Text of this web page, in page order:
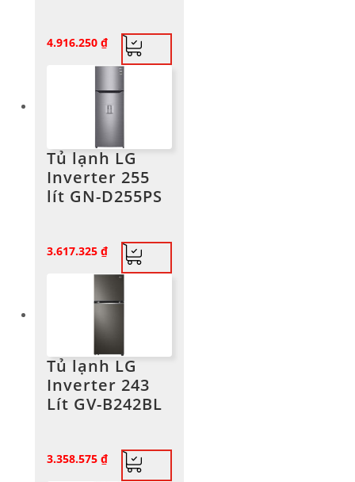
4.916.250 ₫
Tủ lạnh LG
Inverter 255
lít GN-D255PS
3.617.325 ₫
Tủ lạnh LG
Inverter 243
Lít GV-B242BL
3.358.575 ₫